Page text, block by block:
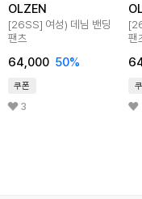
OLZEN
[26SS] 여성) 데님 밴딩
팬츠
64,000 50%
쿠폰
3
팬